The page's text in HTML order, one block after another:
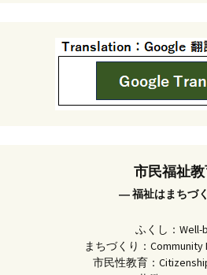
市民福祉
― 福祉はまちづ
ふくし：Well-
まちづくり：Community
市民性教育：